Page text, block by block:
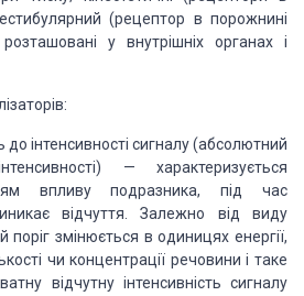
(рецептор в порожнині
у внутрішніх органах і
до інтенсивності сигналу (абсолютний
— характеризується
впливу подразника, під час
відчуття. Залежно від виду
змінюється в одиницях енергії,
чи концентрації речовини і таке
відчутну інтенсивність сигналу